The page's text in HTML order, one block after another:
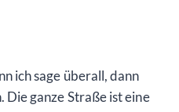
ich sage überall, dann
ganze Straße ist eine